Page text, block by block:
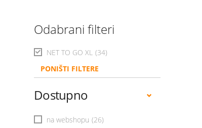
Odabrani filteri
NET TO GO XL (34)
PONIŠTI FILTERE
Dostupno
na webshopu (26)